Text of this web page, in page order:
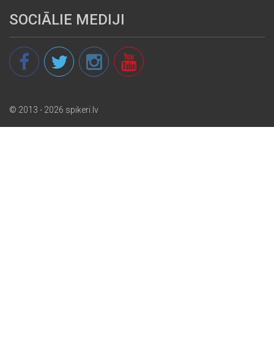
SOCIĀLIE MEDIJI
© 2013 - 2026 spikeri.lv